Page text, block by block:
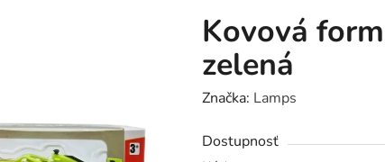
Kovová
zelená
Značka: Lamps
Dostupnosť